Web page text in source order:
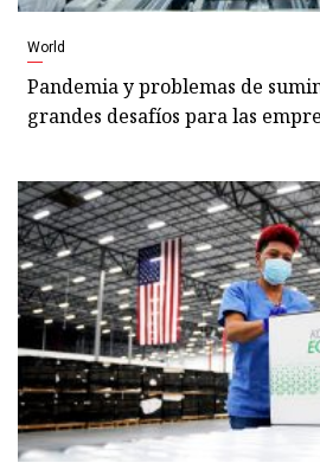
World
Pandemia y problemas de
grandes desafíos para las